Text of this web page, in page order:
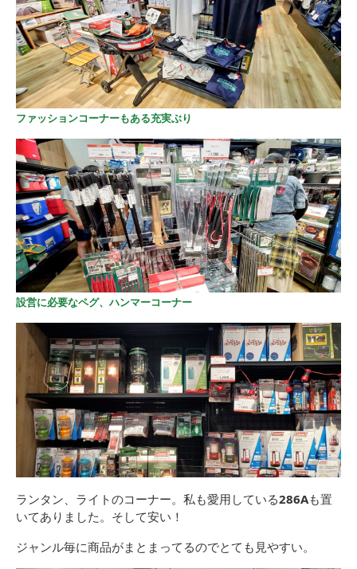
ファッションコーナーもある充実ぶり
設営に必要なペグ、ハンマーコーナー
ランタン、ライトのコーナー。私も愛用している286Aも置
いてありました。そして安い！
ジャンル毎に商品がまとまってるのでとても見やすい。